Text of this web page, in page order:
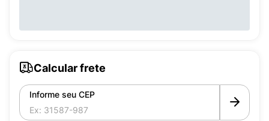
Calcular frete
Informe seu CEP